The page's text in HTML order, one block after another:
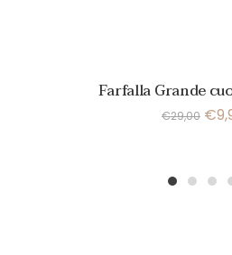
Farfalla Grande
€29,00 €